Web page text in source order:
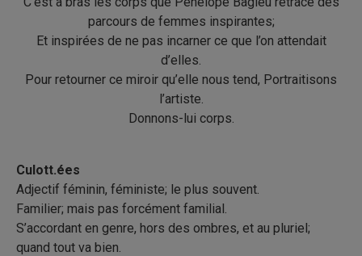
parcours de femmes inspirantes;
Et inspirées de ne pas incarner ce que l’on attendait
d’elles.
Pour retourner ce miroir qu’elle nous tend, Portraitisons
l’artiste.
Donnons-lui corps.
Culott.ées
Adjectif féminin, féministe; le plus souvent.
Familier; mais pas forcément familial.
S’accordant en genre, hors des ombres, et au pluriel;
quand tout va bien.